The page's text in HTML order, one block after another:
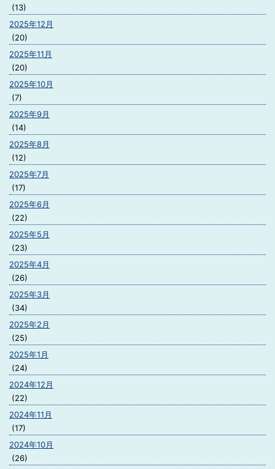
(13)
2025年12月
(20)
2025年11月
(20)
2025年10月
(7)
2025年9月
(14)
2025年8月
(12)
2025年7月
(17)
2025年6月
(22)
2025年5月
(23)
2025年4月
(26)
2025年3月
(34)
2025年2月
(25)
2025年1月
(24)
2024年12月
(22)
2024年11月
(17)
2024年10月
(26)